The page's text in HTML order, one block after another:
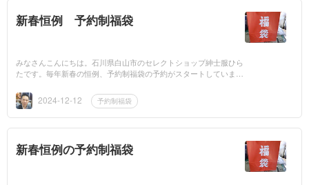
新春恒例 予約制福袋
みなさんこんにちは。石川県白山市のセレクトショップ紳士服ひら
たです。毎年新春の恒例、予約制福袋の予約がスタートしていま
のお好みや...2024-12-12 予約制福袋
新春恒例の予約制福袋